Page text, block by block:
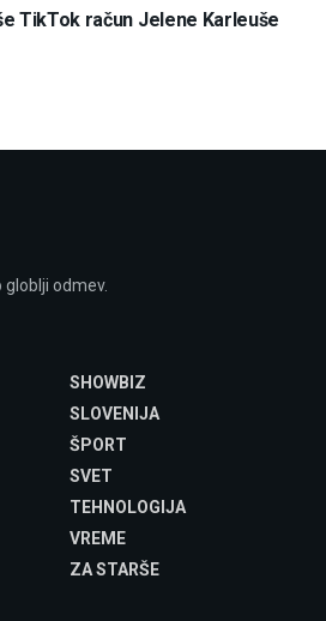
TikTok račun Jelene Karleuše
odmev.
SHOWBIZ
SLOVENIJA
ŠPORT
SVET
TEHNOLOGIJA
VREME
ZA STARŠE